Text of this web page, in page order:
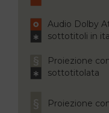
Audio Dolby
sottotitoli in
Proiezione
sottotitolata
Proiezione